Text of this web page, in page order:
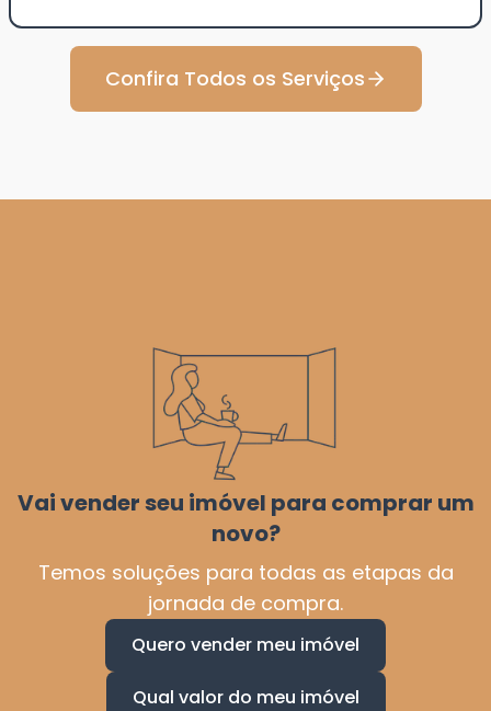
Confira Todos os Serviços
Vai vender seu imóvel para comprar um
novo?
Temos soluções para todas as etapas da
jornada de compra.
Quero vender meu imóvel
Qual valor do meu imóvel